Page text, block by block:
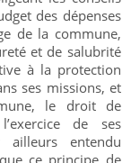
des dépenses
de la commune,
et de salubrité
à la protection
ses missions, et
le droit de
de ses
entendu
ce principe de